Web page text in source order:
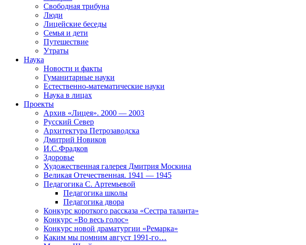
Свободная трибуна
Люди
Лицейские беседы
Семья и дети
Путешествие
Утраты
Наука
Новости и факты
Гуманитарные науки
Естественно-математические науки
Наука в лицах
Проекты
Архив «Лицея». 2000 — 2003
Русский Север
Архитектура Петрозаводска
Дмитрий Новиков
И.С.Фрадков
Здоровье
Художественная галерея Дмитрия Москина
Великая Отечественная. 1941 — 1945
Педагогика С. Артемьевой
Педагогика школы
Педагогика двора
Конкурс короткого рассказа «Сестра таланта»
Конкурс «Во весь голос»
Конкурс новой драматургии «Ремарка»
Каким мы помним август 1991-го…